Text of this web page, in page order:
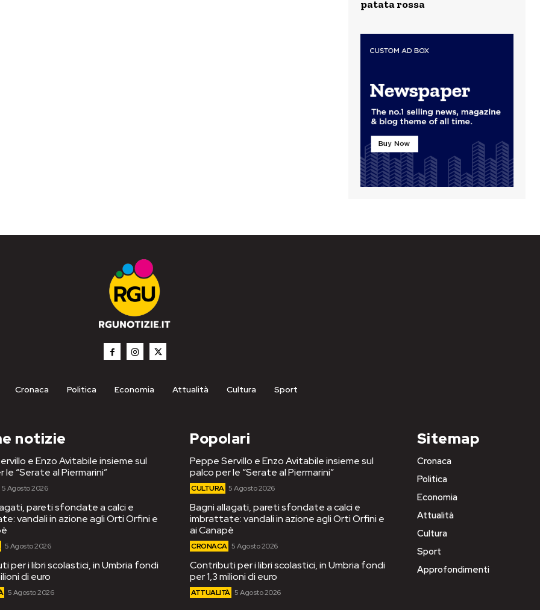
patata rossa
Cronaca Politica Economia Attualità Cultura Sport
notizie
e Enzo Avitabile insieme sul
le “Serate al Piermarini”
5 Agosto 2026
pareti sfondate a calci e
vandali in azione agli Orti Orfini e
5 Agosto 2026
per i libri scolastici, in Umbria fondi
di euro
5 Agosto 2026
Popolari
Peppe Servillo e Enzo Avitabile insieme sul
palco per le “Serate al Piermarini”
CULTURA 5 Agosto 2026
Bagni allagati, pareti sfondate a calci e
imbrattate: vandali in azione agli Orti Orfini e
ai Canapè
CRONACA 5 Agosto 2026
Contributi per i libri scolastici, in Umbria fondi
per 1,3 milioni di euro
ATTUALITÀ 5 Agosto 2026
Sitemap
Cronaca
Politica
Economia
Attualità
Cultura
Sport
Approfondimenti